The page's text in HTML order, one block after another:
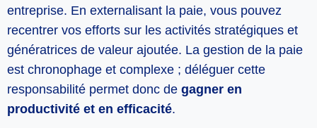
entreprise. En externalisant la paie, vous pouvez
recentrer vos efforts sur les activités stratégiques et
génératrices de valeur ajoutée. La gestion de la paie
est chronophage et complexe ; déléguer cette
responsabilité permet donc degagner en
productivité et en efficacité.